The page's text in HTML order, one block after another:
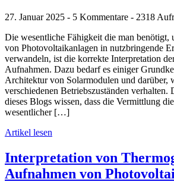
27. Januar 2025 - 5 Kommentare - 2318
Die wesentliche Fähigkeit die man benötigt,
von Photovoltaikanlagen in nutzbringende
verwandeln, ist die korrekte Interpretation
Aufnahmen. Dazu bedarf es einiger
Architektur von Solarmodulen und darüber,
verschiedenen Betriebszuständen verhalten.
dieses Blogs wissen, dass die Vermittlung
wesentlicher […]
Artikel lesen
Interpretation von
Aufnahmen von